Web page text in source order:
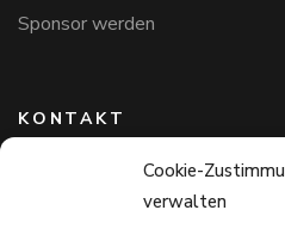
Cookie-
verwalten
Sponsor werden
KONTAKT
Hundefreunde in Bayern e.V.
Markus Willi Ebert